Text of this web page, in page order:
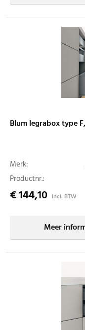
Blum legrabox type
Merk:
Productnr.:
€ 144,10 incl. BTW
Meer